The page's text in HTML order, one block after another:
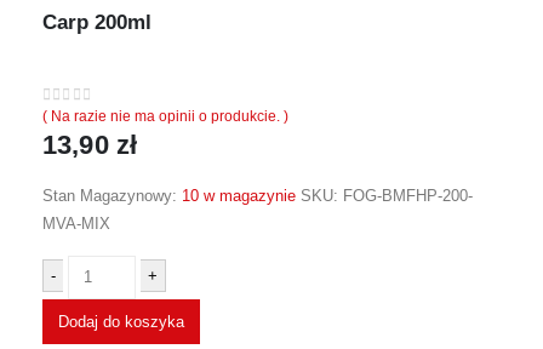
Carp 200ml
0 out of 5
( Na razie nie ma opinii o produkcie. )
13,90 zł
Stan Magazynowy: 10 w magazynie SKU: FOG-BMFHP-200-
MVA-MIX
- +
Dodaj do koszyka